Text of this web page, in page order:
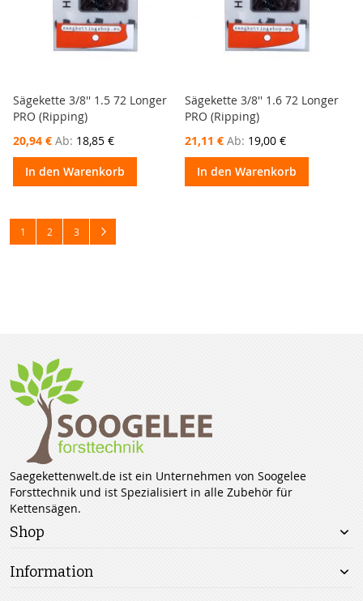
Sägekette 3/8'' 1.5 72 Longer
PRO (Ripping)
20,94 € Ab 18,85 €
In den Warenkorb
Sägekette 3/8'' 1.6 72 Longer
PRO (Ripping)
21,11 € Ab 19,00 €
In den Warenkorb
SeiteSie lesen gerade die Seite
1 Seite
2 Seite
3
Saegekettenwelt.de ist ein Unternehmen von Soogelee
Forsttechnik und ist Spezialisiert in alle Zubehör für
Kettensägen.
Shop
Information